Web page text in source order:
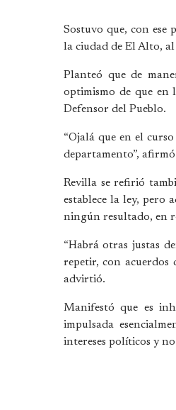
Sostuvo que, con ese
la ciudad de El Alto,
Planteó que de
optimismo de que en
Defensor del Pueblo.
“Ojalá que en el
departamento”,
Revilla se refirió
establece la ley, pero
ningún resultado, en
“Habrá otras justas
repetir, con acuerdos
advirtió.
Manifestó que es
impulsada
intereses políticos y